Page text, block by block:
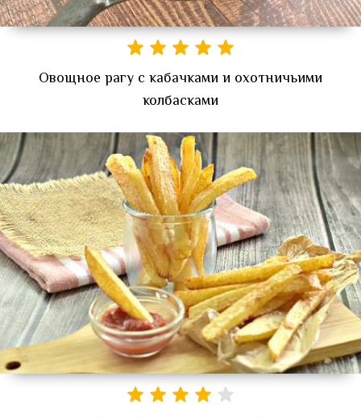
Овощное рагу с кабачками и охотничьими
колбасками